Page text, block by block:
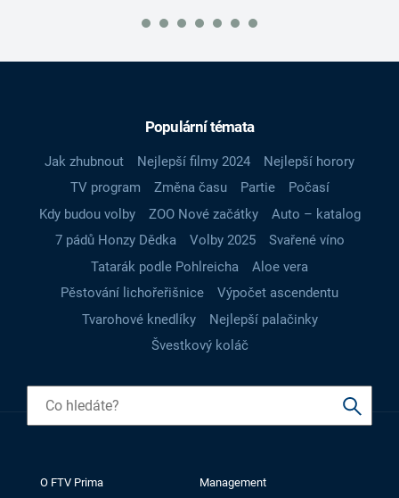
Populární témata
Jak zhubnout Nejlepší filmy 2024
Nejlepší horory
TV program
Změna času Partie
Počasí
Kdy budou volby
ZOO Nové začátky
Auto – katalog
7 pádů Honzy Dědka
Volby 2025
Svařené víno
Tatarák podle Pohlreicha
Aloe vera
Pěstování lichořeřišnice
Výpočet ascendentu
Tvarohové knedlíky
Nejlepší palačinky
Švestkový koláč
O FTV Prima
Management